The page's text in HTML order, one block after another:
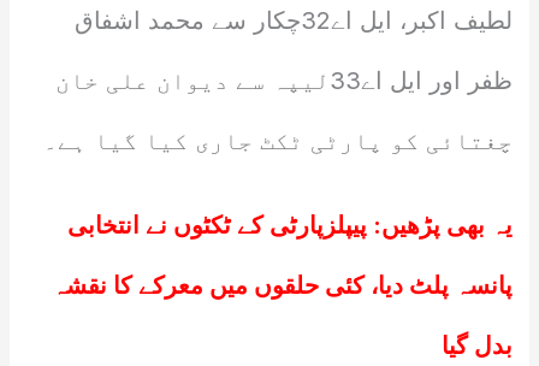
لطیف اکبر، ایل اے32چکار سے محمد اشفاق
ظفر اور ایل اے33لیپہ سے دیوان علی خان
چغتائی کو پارٹی ٹکٹ جاری کیا گیا ہے۔
یہ بھی پڑھیں: پیپلزپارٹی کے ٹکٹوں نے انتخابی
پانسہ پلٹ دیا، کئی حلقوں میں معرکے کا نقشہ
بدل گیا